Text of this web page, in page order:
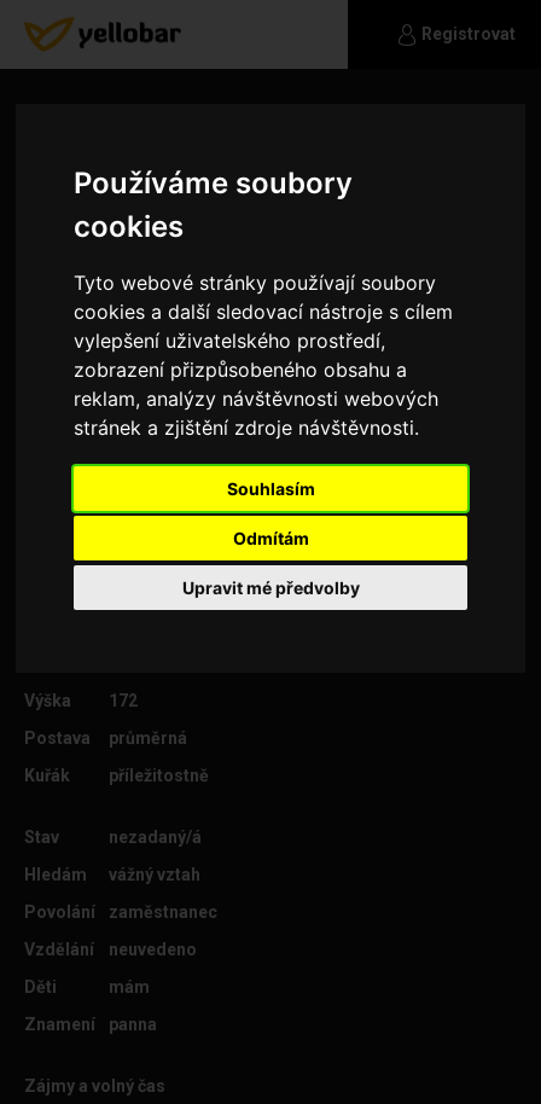
Používáme soubory
cookies
Tyto webové stránky používají soubory
cookies a další sledovací nástroje s cílem
vylepšení uživatelského prostředí,
zobrazení přizpůsobeného obsahu a
reklam, analýzy návštěvnosti webových
stránek a zjištění zdroje návštěvnosti.
Souhlasím
Odmítám
Upravit mé předvolby
Registrovat
Bobo28
Sympaťák co hledá sympaťandu.
Výška
172
Postava
průměrná
Kuřák
příležitostně
Stav
nezadaný/á
Hledám
vážný vztah
Povolání
zaměstnanec
Vzdělání
neuvedeno
Děti
mám
Znamení
panna
Zájmy a volný čas